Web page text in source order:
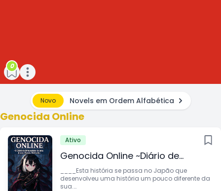
Open main menu
0
Novo Novels em Ordem Alfabética
Genocida Online
Ativo
Genocida Online ~Diário de
Brincadeira de uma Jovem
Garota Malvada~ WN
____Esta história se passa no Japão que
desenvolveu uma história um pouco diferente da
sua.